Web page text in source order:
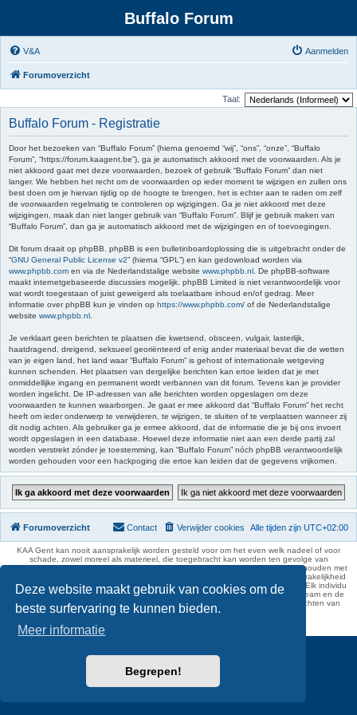
Deze website maakt gebruik van cookies om de
beste surfervaring te kunnen bieden.
Meer informatie
Begrepen!
Buffalo Forum
V&A Aanmelden
Forumoverzicht
Taal:
Buffalo Forum - Registratie
Door het bezoeken van “Buffalo Forum” (hierna genoemd “wij”, “ons”, “onze”, “Buffalo
Forum”, “https://forum.kaagent.be”), ga je automatisch akkoord met de voorwaarden. Als je
niet akkoord gaat met deze voorwaarden, bezoek of gebruik “Buffalo Forum” dan niet
langer. We hebben het recht om de voorwaarden op ieder moment te wijzigen en zullen ons
best doen om je hiervan tijdig op de hoogte te brengen, het is echter aan te raden om zelf
de voorwaarden regelmatig te controleren op wijzigingen. Ga je niet akkoord met deze
wijzigingen, maak dan niet langer gebruik van “Buffalo Forum”. Blijf je gebruik maken van
“Buffalo Forum”, dan ga je automatisch akkoord met de wijzigingen en of toevoegingen.
Dit forum draait op phpBB. phpBB is een bulletinboardoplossing die is uitgebracht onder de
“GNU General Public License v2” (hierna “GPL”) en kan gedownload worden via
www.phpbb.com en via de Nederlandstalige website www.phpbb.nl . De phpBB-software
maakt internetgebaseerde discussies mogelijk. phpBB Limited is niet verantwoordelijk voor
wat wordt toegestaan of juist geweigerd als toelaatbare inhoud en/of gedrag. Meer
informatie over phpBB kun je vinden op https://www.phpbb.com/ of de Nederlandstalige
website www.phpbb.nl
Je verklaart geen berichten te plaatsen die kwetsend, obsceen, vulgair, lasterlijk,
haatdragend, dreigend, seksueel georiënteerd of enig ander materiaal bevat die de wetten
van je eigen land, het land waar “Buffalo Forum” is gehost of internationale wetgeving
kunnen schenden. Het plaatsen van dergelijke berichten kan ertoe leiden dat je met
onmiddellijke ingang en permanent wordt verbannen van dit forum. Tevens kan je provider
worden ingelicht. De IP-adressen van alle berichten worden opgeslagen om deze
voorwaarden te kunnen waarborgen. Je gaat er mee akkoord dat “Buffalo Forum” het recht
heeft om ieder onderwerp te verwijderen, te wijzigen, te sluiten of te verplaatsen wanneer zij
dit nodig achten. Als gebruiker ga je ermee akkoord, dat de informatie die je bij ons invoert
wordt opgeslagen in een database. Hoewel deze informatie niet aan een derde partij zal
worden verstrekt zónder je toestemming, kan “Buffalo Forum” nóch phpBB verantwoordelijk
worden gehouden voor een hackpoging die ertoe kan leiden dat de gegevens vrijkomen.
Forumoverzicht Alle tijden zijn UTC+02:00
Verwijder cookies
Contact
KAA Gent kan nooit aansprakelijk worden gesteld voor om het even welk nadeel of voor
schade, zowel moreel als materieel, die toegebracht kan worden ten gevolge van
feitelijkheden en daden van derden die rechtstreeks of onrechtstreeks verband houden met
de gegevens vermeld op de website van KAA Gent. Deze ontheffing van aansprakelijkheid
geldt inzonderheid voor het forum, waarvan KAA Gent zich volledig distantieert. Elk individu
is dus verantwoordelijk voor zijn uitlatingen op het Buffalo Forum. Ook het webteam en de
moderators kunnen niet aansprakelijk gesteld worden voor de inhoud van berichten van
gebruikers.